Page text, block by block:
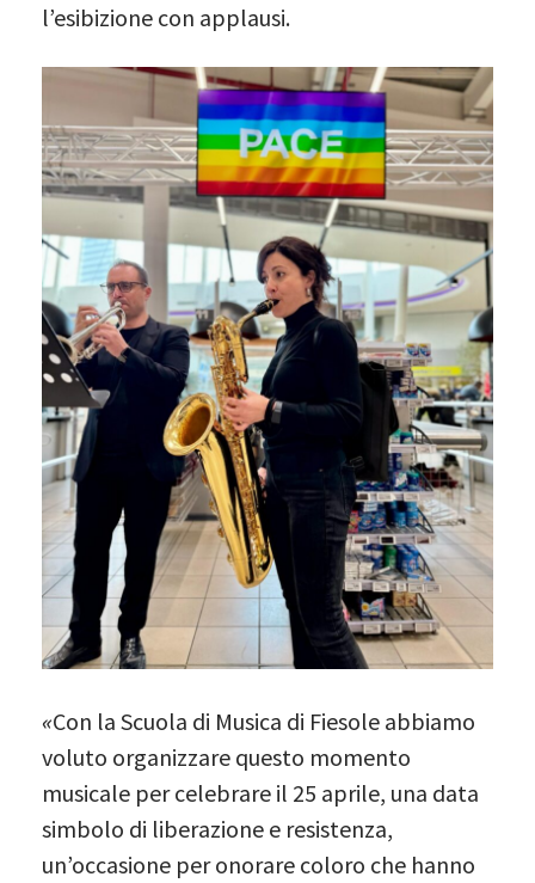
l’esibizione con applausi.
«Con la Scuola di Musica di Fiesole abbiamo
voluto organizzare questo momento
musicale per celebrare il 25 aprile, una data
simbolo di liberazione e resistenza,
un’occasione per onorare coloro che hanno